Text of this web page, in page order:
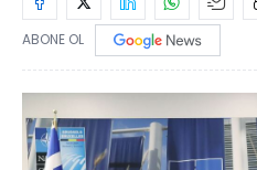
ABONE OL